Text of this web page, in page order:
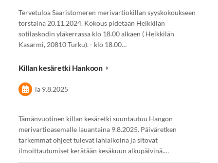
Tervetuloa Saaristomeren merivartiokillan syyskokoukseen
torstaina 20.11.2024. Kokous pidetään Heikkilän
sotilaskodin yläkerrassa klo 18.00 alkaen ( Heikkilän
Kasarmi, 20810 Turku). - klo 18.00…
Killan kesäretki Hankoon
la 9.8.2025
Tämänvuotinen killan kesäretki suuntautuu Hangon
merivartioasemalle lauantaina 9.8.2025. Päiväretken
tarkemmat ohjeet tulevat lähiaikoina ja sitovat
ilmoittautumiset kerätään kesäkuun alkupäivinä.…